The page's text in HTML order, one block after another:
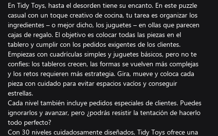
En Tidy Toys, hasta el desorden tiene su encanto. En este puzzle
casual con un toque creativo de cocina, tu tarea es organizar los
ingredientes – o mejor dicho, los juguetes – en ollas que parecen
cajas de regalo. El objetivo es colocar todas las piezas en el
tablero y cumplir con los pedidos exigentes de los clientes.
Empiezas con cuadrículas simples y juguetes básicos, pero no te
confíes: los tableros crecen, las formas se vuelven más complejas
y los retos requieren más estrategia. Gira, mueve y coloca cada
pieza con cuidado para evitar espacios vacíos y conseguir
estrellas.
Cada nivel también incluye pedidos especiales de clientes. Puedes
ignorarlos y avanzar, pero ¿podrás resistir la tentación de hacerlo
todo perfecto?
Con 30 niveles cuidadosamente diseñados, Tidy Toys ofrece una